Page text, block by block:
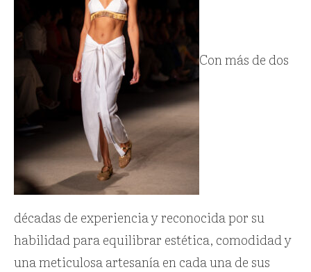
Con más de dos
décadas de experiencia y reconocida por su
habilidad para equilibrar estética, comodidad y
una meticulosa artesanía en cada una de sus